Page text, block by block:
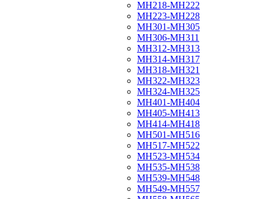
МН218-МН222
МН223-МН228
МН301-МН305
МН306-МН311
МН312-МН313
МН314-МН317
МН318-МН321
МН322-МН323
МН324-МН325
МН401-МН404
МН405-МН413
МН414-МН418
МН501-МН516
МН517-МН522
МН523-МН534
МН535-МН538
МН539-МН548
МН549-МН557